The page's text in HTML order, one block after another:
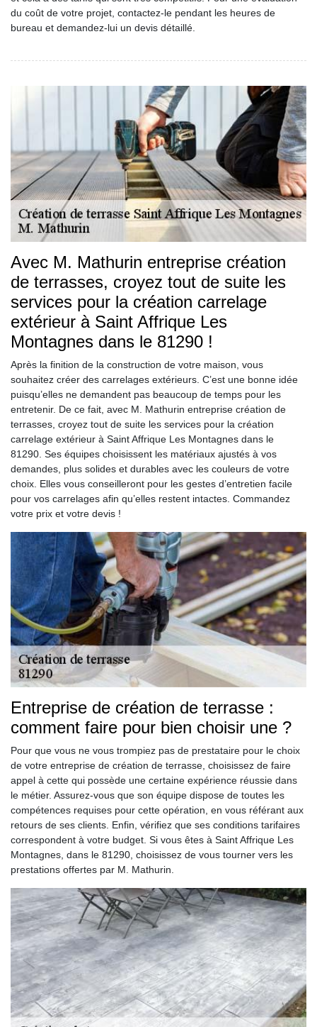
du coût de votre projet, contactez-le pendant les heures de
bureau et demandez-lui un devis détaillé.
Avec M. Mathurin entreprise création
de terrasses, croyez tout de suite les
services pour la création carrelage
extérieur à Saint Affrique Les
Montagnes dans le 81290 !
Après la finition de la construction de votre maison, vous
souhaitez créer des carrelages extérieurs. C’est une bonne idée
puisqu’elles ne demandent pas beaucoup de temps pour les
entretenir. De ce fait, avec M. Mathurin entreprise création de
terrasses, croyez tout de suite les services pour la création
carrelage extérieur à Saint Affrique Les Montagnes dans le
81290. Ses équipes choisissent les matériaux ajustés à vos
demandes, plus solides et durables avec les couleurs de votre
choix. Elles vous conseilleront pour les gestes d’entretien facile
pour vos carrelages afin qu’elles restent intactes. Commandez
votre prix et votre devis !
Entreprise de création de terrasse :
comment faire pour bien choisir une ?
Pour que vous ne vous trompiez pas de prestataire pour le choix
de votre entreprise de création de terrasse, choisissez de faire
appel à cette qui possède une certaine expérience réussie dans
le métier. Assurez-vous que son équipe dispose de toutes les
compétences requises pour cette opération, en vous référant aux
retours de ses clients. Enfin, vérifiez que ses conditions tarifaires
correspondent à votre budget. Si vous êtes à Saint Affrique Les
Montagnes, dans le 81290, choisissez de vous tourner vers les
prestations offertes par M. Mathurin.